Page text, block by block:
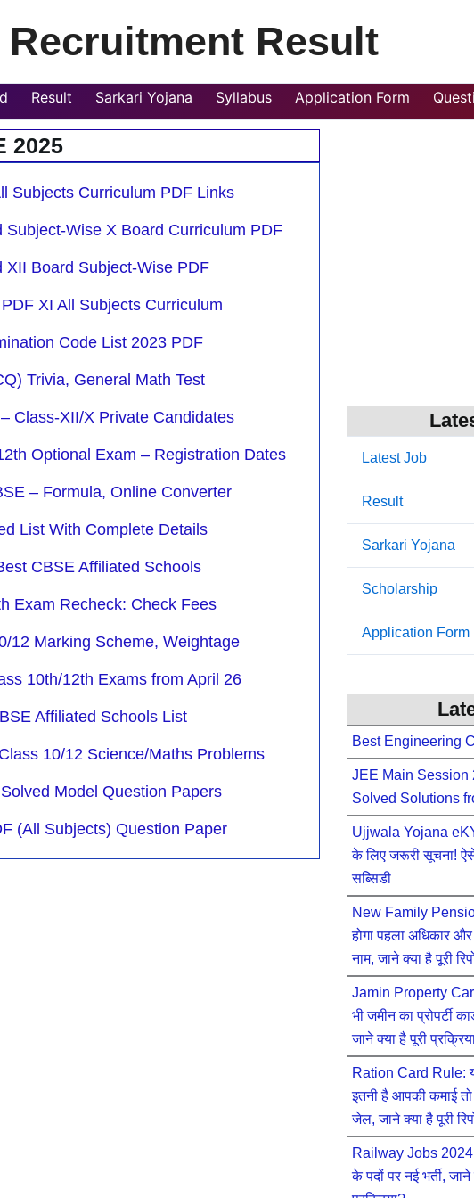
Recruitment Result
Result Sarkari Yojana Syllabus Application Form
2025
Subjects Curriculum PDF Links
Wise X Board Curriculum PDF
Board Subject-Wise PDF
XI All Subjects Curriculum
Code List 2023 PDF
Trivia, General Math Test
Class-XII/X Private Candidates
Optional Exam – Registration Dates
– Formula, Online Converter
List With Complete Details
CBSE Affiliated Schools
Exam Recheck: Check Fees
12 Marking Scheme, Weightage
10th/12th Exams from April 26
Affiliated Schools List
10/12 Science/Maths Problems
Model Question Papers
(All Subjects) Question Paper
Latest Job
Result
Sarkari Yojana
Scholarship
Application Form
Best Engineering
JEE Main Session
Solved Solutions
Ujjwala Yojana
के लिए जरूरी सूचना!
सब्सिडी
New Family
होगा पहला अधिकार
नाम, जाने क्या है पूरी
Jamin Property
भी जमीन का प्रोपर्टी
जाने क्या है पूरी
Ration Card Rule:
इतनी है आपकी कमाई तो
जेल, जाने क्या है पूरी
Railway Jobs
के पदों पर नई भर्ती,